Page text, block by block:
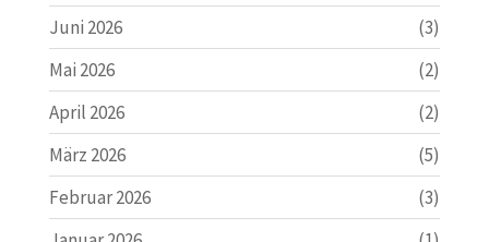
Juni 2026
(3)
Mai 2026
(2)
April 2026
(2)
März 2026
(5)
Februar 2026
(3)